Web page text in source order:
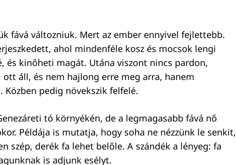
fává változniuk. Mert az ember ennyivel fejlettebb.
ahol mindenféle kosz és mocsok lengi
és kinőheti magát. Utána viszont nincs pardon,
áll, és nem hajlong erre meg arra, hanem
pedig növekszik felfelé.
tó környékén, de a legmagasabb fává nő
Példája is mutatja, hogy soha ne nézzünk le senkit,
szép, derék fa lehet belőle. A szándék a lényeg: fa
is adjunk esélyt.